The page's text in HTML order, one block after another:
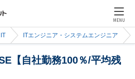
MENU
ITエンジニア・システムエンジニア
【自社勤務100％/平均残